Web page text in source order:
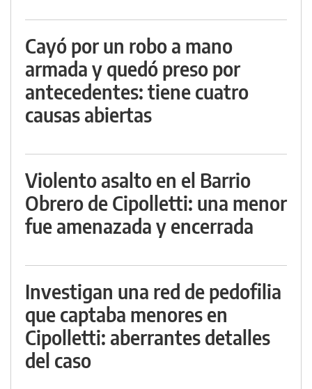
Cayó por un robo a mano
armada y quedó preso por
antecedentes: tiene cuatro
causas abiertas
Violento asalto en el Barrio
Obrero de Cipolletti: una menor
fue amenazada y encerrada
Investigan una red de pedofilia
que captaba menores en
Cipolletti: aberrantes detalles
del caso